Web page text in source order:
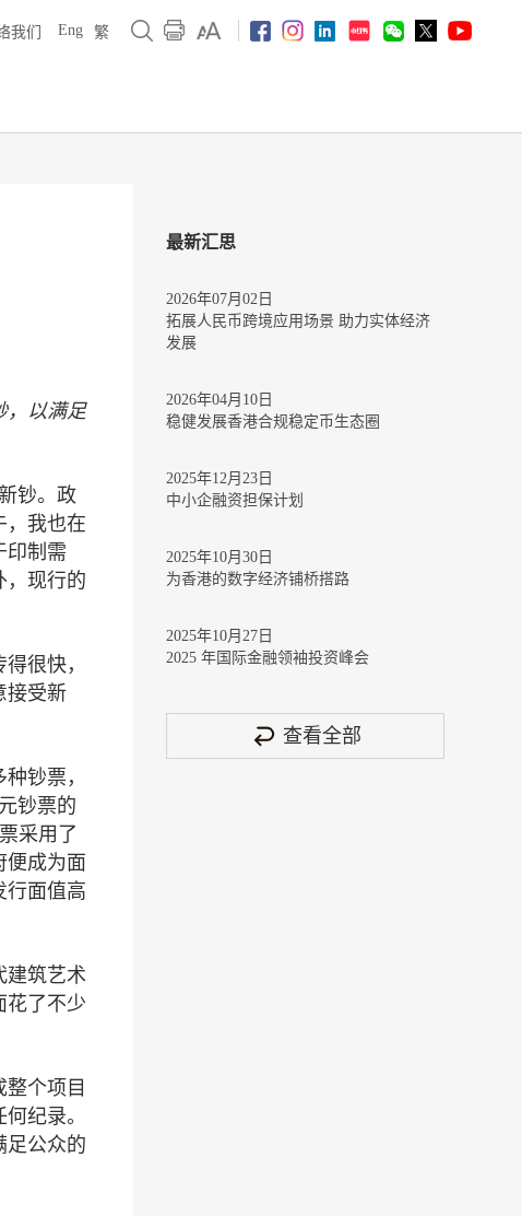
我们 Eng 繁
，以满足
钞。政
，我也在
印制需
，现行的
很快，
接受新
钞票，
钞票的
采用了
便成为面
行面值高
建筑艺术
花了不少
个项目
纪录。
足公众的
最新汇思
2026年07月02日
拓展人民币跨境应用场景 助力实体经济
发展
2026年04月10日
稳健发展香港合规稳定币生态圈
2025年12月23日
中小企融资担保计划
2025年10月30日
为香港的数字经济铺桥搭路
2025年10月27日
2025 年国际金融领袖投资峰会
查看全部